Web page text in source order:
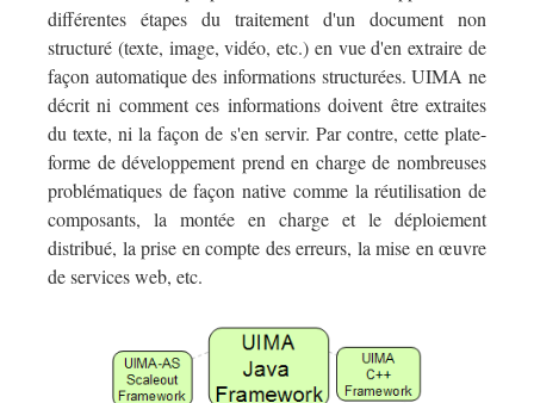
différentes étapes du traitement d'un document non
structuré (texte, image, vidéo, etc.) en vue d'en extraire de
façon automatique des informations structurées. UIMA ne
décrit ni comment ces informations doivent être extraites
du texte, ni la façon de s'en servir. Par contre, cette plate-
forme de développement prend en charge de nombreuses
problématiques de façon native comme la réutilisation de
composants, la montée en charge et le déploiement
distribué, la prise en compte des erreurs, la mise en œuvre
de services web, etc.